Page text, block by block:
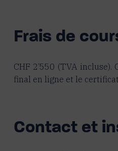
Frais de
CHF 2’550 (TVA
final en ligne et le
Contact et